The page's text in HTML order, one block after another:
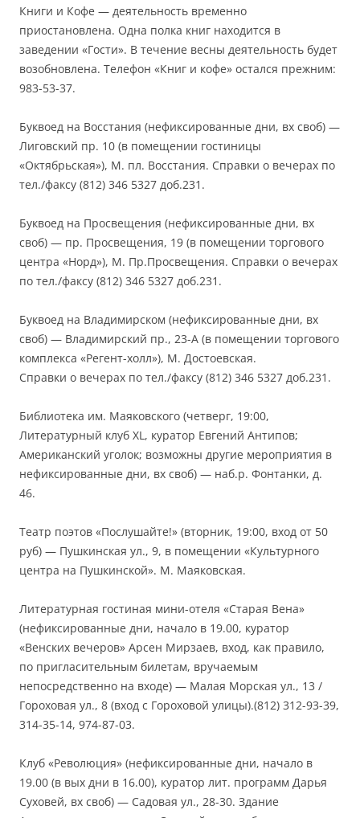
Книги и Кофе — деятельность временно
приостановлена. Одна полка книг находится в
заведении «Гости». В течение весны деятельность будет
возобновлена. Телефон «Книг и кофе» остался прежним:
983-53-37.
Буквоед на Восстания (нефиксированные дни, вх своб) —
Лиговский пр. 10 (в помещении гостиницы
«Октябрьская»), М. пл. Восстания. Справки о вечерах по
тел./факсу (812) 346 5327 доб.231.
Буквоед на Просвещения (нефиксированные дни, вх
своб) — пр. Просвещения, 19 (в помещении торгового
центра «Норд»), М. Пр.Просвещения. Справки о вечерах
по тел./факсу (812) 346 5327 доб.231.
Буквоед на Владимирском (нефиксированные дни, вх
своб) — Владимирский пр., 23-А (в помещении торгового
комплекса «Регент-холл»), М. Достоевская.
Справки о вечерах по тел./факсу (812) 346 5327 доб.231.
Библиотека им. Маяковского (четверг, 19:00,
Литературный клуб XL, куратор Евгений Антипов;
Американский уголок; возможны другие мероприятия в
нефиксированные дни, вх своб) — наб.р. Фонтанки, д.
46.
Театр поэтов «Послушайте!» (вторник, 19:00, вход от 50
руб) — Пушкинская ул., 9, в помещении «Культурного
центра на Пушкинской». М. Маяковская.
Литературная гостиная мини-отеля «Старая Вена»
(нефиксированные дни, начало в 19.00, куратор
«Венских вечеров» Арсен Мирзаев, вход, как правило,
по пригласительным билетам, вручаемым
непосредственно на входе) — Малая Морская ул., 13 /
Гороховая ул., 8 (вход с Гороховой улицы).(812) 312-93-39,
314-35-14, 974-87-03.
Клуб «Революция» (нефиксированные дни, начало в
19.00 (в вых дни в 16.00), куратор лит. программ Дарья
Суховей, вх своб) — Садовая ул., 28-30. Здание